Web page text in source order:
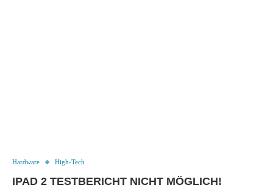
Hardware High-Tech
IPAD 2 TESTBERICHT NICHT MÖGLICH!